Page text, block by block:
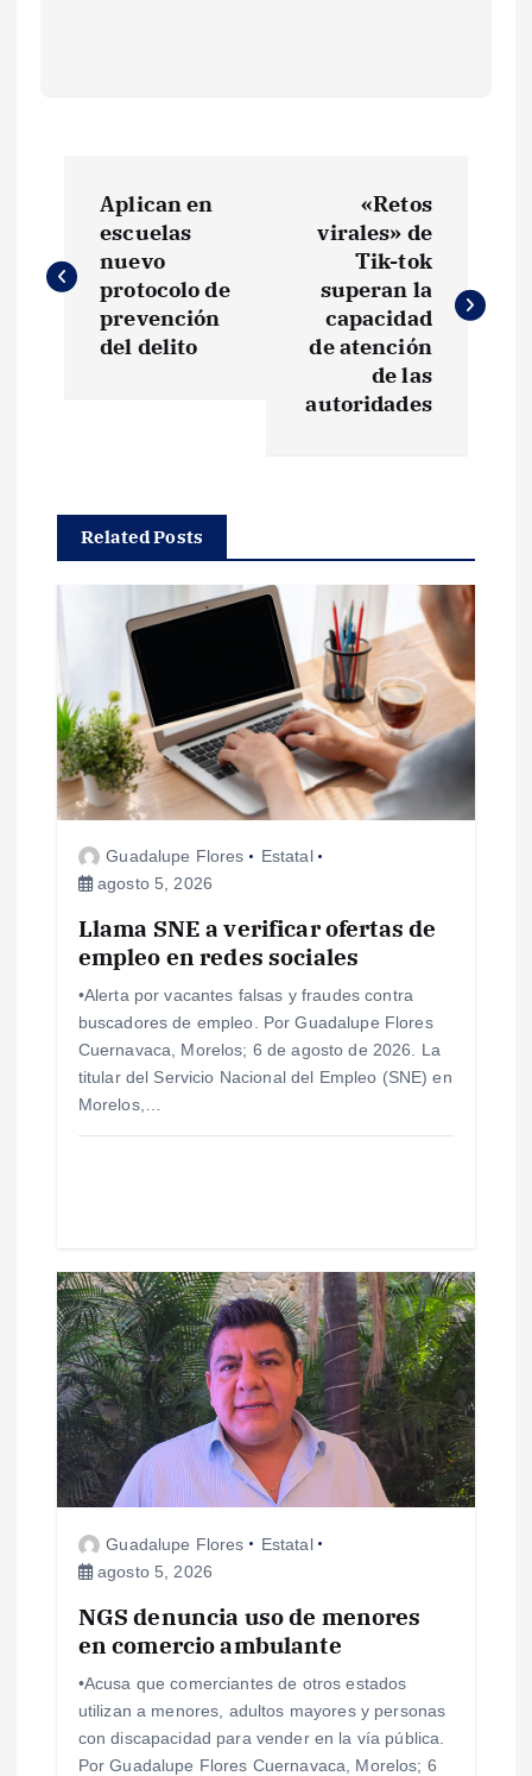
v
c
ó
n
d
e
s
Aplican en
escuelas
nuevo
protocolo de
prevención
del delito
«Retos
virales» de
Tik-tok
superan la
capacidad
de atención
de las
autoridades
Related Posts
Guadalupe Flores
Estatal
agosto 5, 2026
Llama SNE a verificar ofertas de
empleo en redes sociales
•Alerta por vacantes falsas y fraudes contra
buscadores de empleo. Por Guadalupe Flores
Cuernavaca, Morelos; 6 de agosto de 2026. La
titular del Servicio Nacional del Empleo (SNE) en
Morelos,…
Guadalupe Flores
Estatal
agosto 5, 2026
NGS denuncia uso de menores
en comercio ambulante
•Acusa que comerciantes de otros estados
utilizan a menores, adultos mayores y personas
con discapacidad para vender en la vía pública.
Por Guadalupe Flores Cuernavaca, Morelos; 6